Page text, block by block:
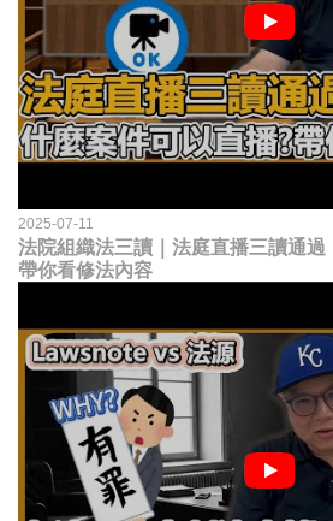
2025-07-11
法院組織法三讀｜法庭直播三讀通過
帶你看修法內容